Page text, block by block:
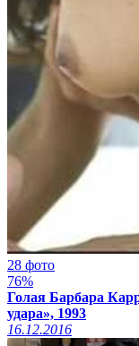
28 фото
76%
Голая Барбара
удара», 1993
16.12.2016